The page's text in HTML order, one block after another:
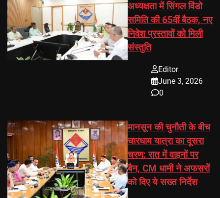
अध्यक्षता में सिंगल विंडो
समिति की 65वीं बैठक, नए
निवेश प्रस्तावों को मिली
संस्तुति
Editor
June 3, 2026
0
मानसून की चुनौती के बीच
चारधाम यात्रा का दूसरा
चरण: रात में वाहनों पर
बैन, CM धामी ने अफसरों
को दिए ये सख्त निर्देश